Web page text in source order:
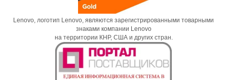
Lenovo, логотип Lenovo, являются зарегистрированными товарными
знаками компании Lenovo
на территории КНР, США и других стран.